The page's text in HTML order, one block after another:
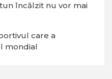
încălzit nu vor mai
care a
mondial